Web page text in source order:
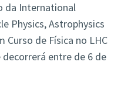
da International
Physics, Astrophysics
Curso de Física no LHC
entre de 6 de